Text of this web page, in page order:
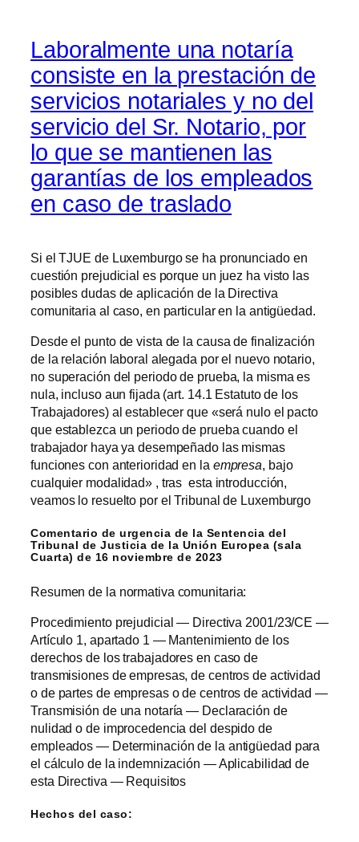
Laboralmente una notaría
consiste en la prestación de
servicios notariales y no del
servicio del Sr. Notario, por
lo que se mantienen las
garantías de los empleados
en caso de traslado
Si el TJUE de Luxemburgo se ha pronunciado en
cuestión prejudicial es porque un juez ha visto las
posibles dudas de aplicación de la Directiva
comunitaria al caso, en particular en la antigüedad.
Desde el punto de vista de la causa de finalización
de la relación laboral alegada por el nuevo notario,
no superación del periodo de prueba, la misma es
nula, incluso aun fijada (art. 14.1 Estatuto de los
Trabajadores) al establecer que «será nulo el pacto
que establezca un periodo de prueba cuando el
trabajador haya ya desempeñado las mismas
funciones con anterioridad en la empresa, bajo
cualquier modalidad» , tras esta introducción,
veamos lo resuelto por el Tribunal de Luxemburgo
Comentario de urgencia de la Sentencia del
Tribunal de Justicia de la Unión Europea (sala
Cuarta) de 16 noviembre de 2023
Resumen de la normativa comunitaria:
Procedimiento prejudicial — Directiva 2001/23/CE —
Artículo 1, apartado 1 — Mantenimiento de los
derechos de los trabajadores en caso de
transmisiones de empresas, de centros de actividad
o de partes de empresas o de centros de actividad —
Transmisión de una notaría — Declaración de
nulidad o de improcedencia del despido de
empleados — Determinación de la antigüedad para
el cálculo de la indemnización — Aplicabilidad de
esta Directiva — Requisitos
Hechos del caso: